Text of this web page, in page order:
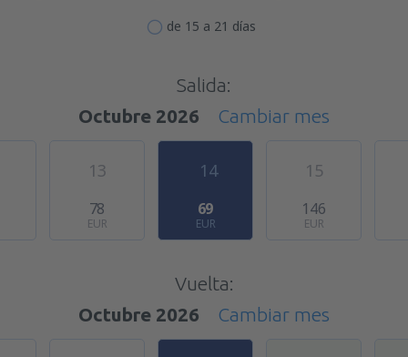
de 15 a 21 días
Salida:
Octubre 2026
Cambiar mes
13
78
EUR
14
69
EUR
15
146
EUR
Vuelta:
Octubre 2026
Cambiar mes